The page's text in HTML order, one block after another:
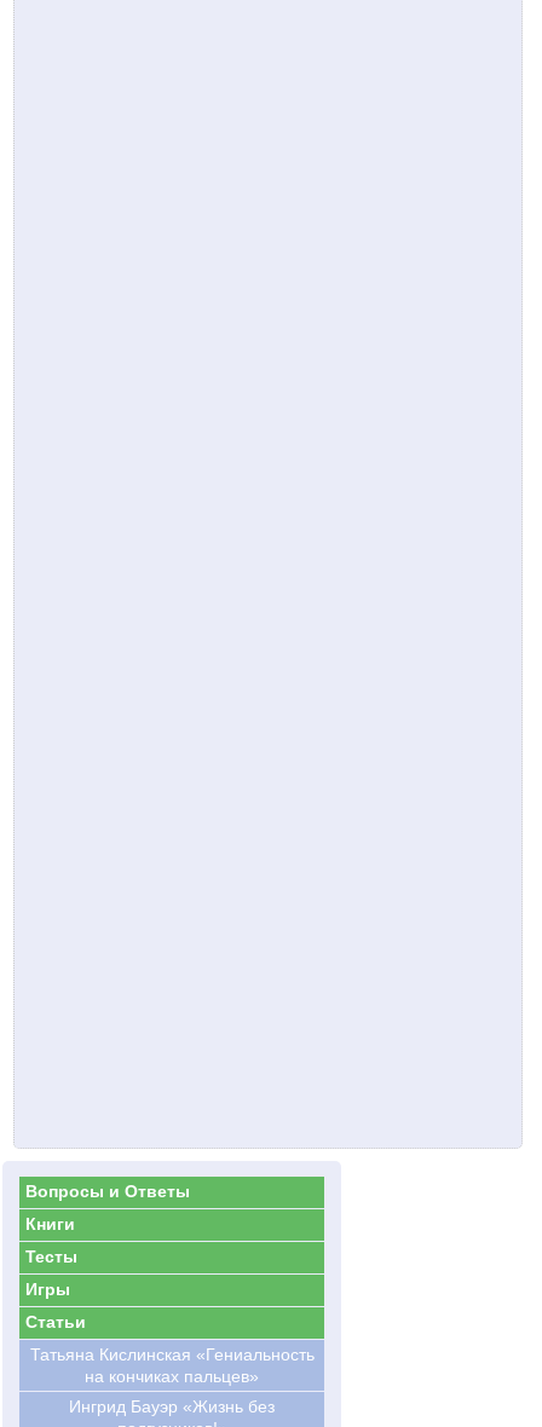
Вопросы и Ответы
Книги
Тесты
Игры
Статьи
Татьяна Кислинская «Гениальность
на кончиках пальцев»
Ингрид Бауэр «Жизнь без